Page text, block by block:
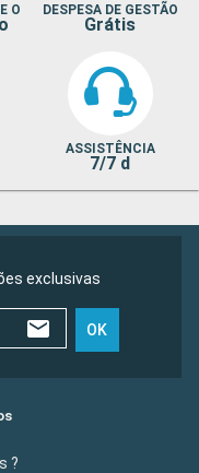
O DESPESA DE GESTÃO
Grátis
ASSISTÊNCIA
7/7 d
exclusivas
OK
?